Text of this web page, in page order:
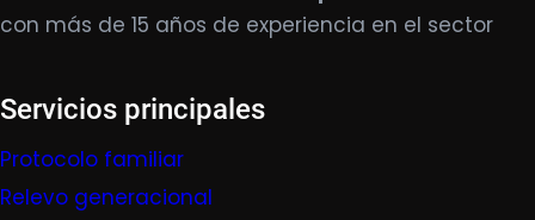
con más de 15 años de experiencia en el sector
Servicios principales
Protocolo familiar
Relevo generacional